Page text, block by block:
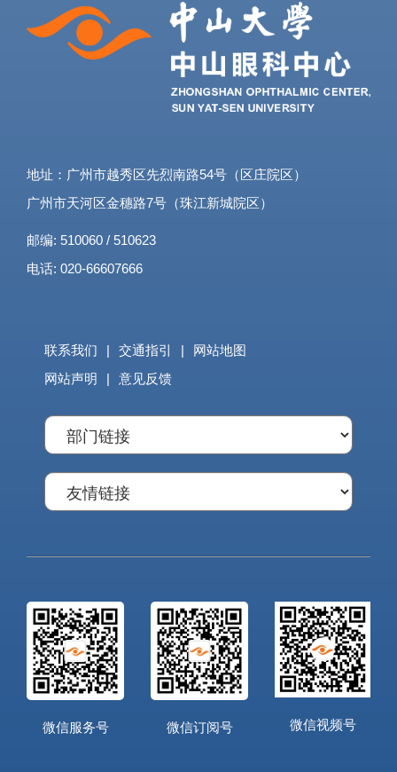
地址：广州市越秀区先烈南路54号（区庄院区）
广州市天河区金穗路7号（珠江新城院区）
邮编: 510060 / 510623
电话: 020-66607666
联系我们 交通指引
网站地图
网站声明
意见反馈
微信服务号 微信订阅号 微信视频号